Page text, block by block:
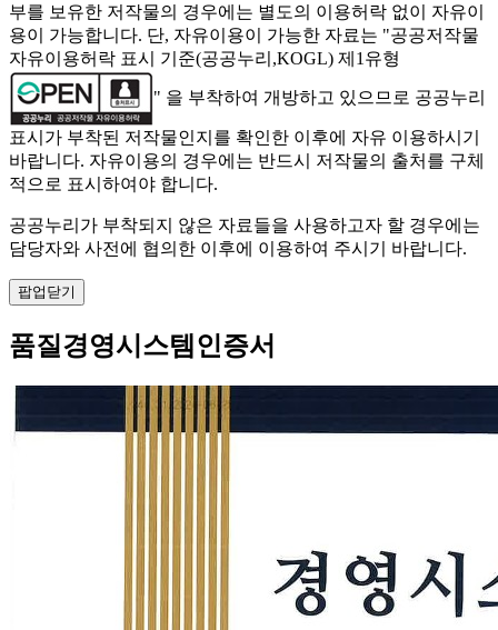
부를 보유한 저작물의 경우에는 별도의 이용허락 없이 자유이
용이 가능합니다. 단, 자유이용이 가능한 자료는 "공공저작물
자유이용허락 표시 기준(공공누리,KOGL) 제1유형
" 을 부착하여 개방하고 있으므로 공공누리
표시가 부착된 저작물인지를 확인한 이후에 자유 이용하시기
바랍니다. 자유이용의 경우에는 반드시 저작물의 출처를 구체
적으로 표시하여야 합니다.
공공누리가 부착되지 않은 자료들을 사용하고자 할 경우에는
담당자와 사전에 협의한 이후에 이용하여 주시기 바랍니다.
팝업닫기
품질경영시스템인증서